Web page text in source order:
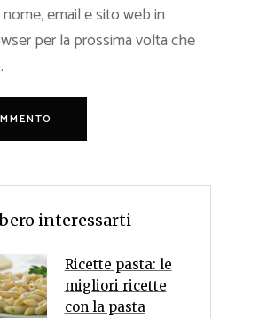
email e sito web in
per la prossima volta che
interessarti
Ricette pasta: le
migliori ricette
con la pasta